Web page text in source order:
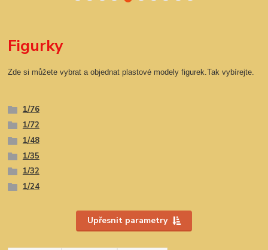
Figurky
Zde si můžete vybrat a objednat plastové modely figurek.Tak vybírejte.
1/76
1/72
1/48
1/35
1/32
1/24
Upřesnit parametry